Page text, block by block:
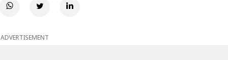
ADVERTISEMENT